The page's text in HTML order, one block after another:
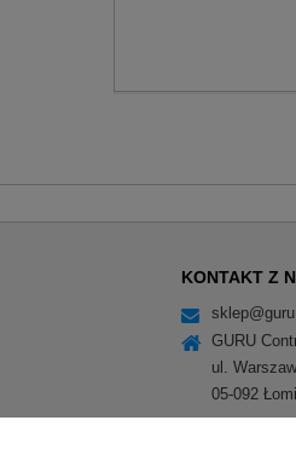
KONTAKT Z
GURU
ul.
05-092